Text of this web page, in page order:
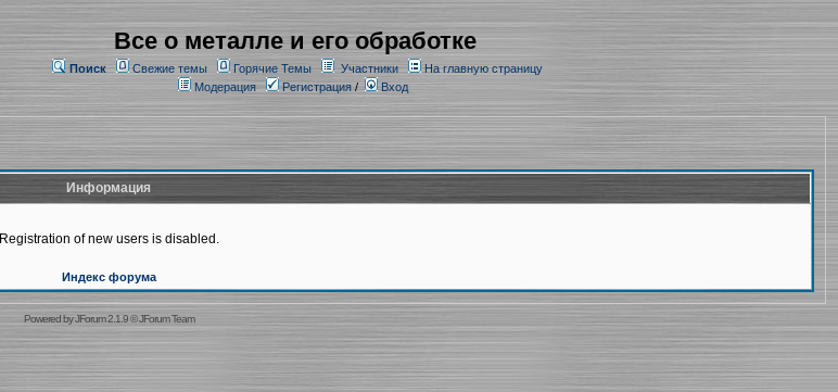
Все о металле и его обработке
Поиск Свежие темы Горячие Темы Участники
На главную страницу
Модерация
Регистрация/ Вход
Информация
Registration of new users is disabled.
Индекс форума
Powered byJForum 2.1.9©JForum Team